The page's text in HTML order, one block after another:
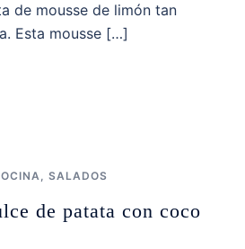
de mousse de limón tan
Esta mousse […]
, SALADOS
de patata con coco